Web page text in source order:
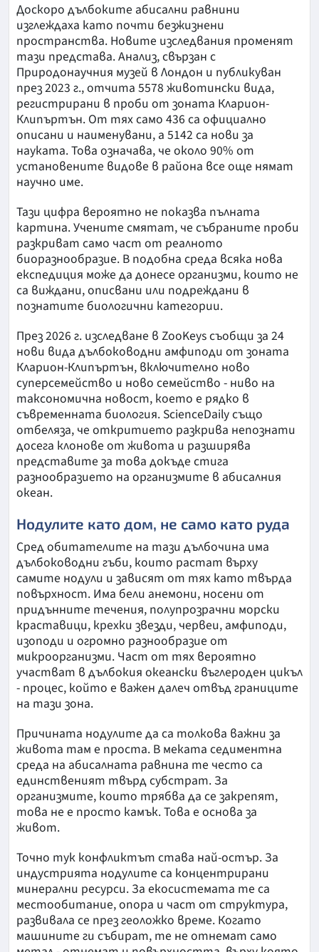
Доскоро дълбоките абисални равнини
изглеждаха като почти безжизнени
пространства. Новите изследвания променят
тази представа. Анализ, свързан с
Природонаучния музей в Лондон и публикуван
през 2023 г., отчита 5578 животински вида,
регистрирани в проби от зоната Кларион-
Клипъртън. От тях само 436 са официално
описани и наименувани, а 5142 са нови за
науката. Това означава, че около 90% от
установените видове в района все още нямат
научно име.
Тази цифра вероятно не показва пълната
картина. Учените смятат, че събраните проби
разкриват само част от реалното
биоразнообразие. В подобна среда всяка нова
експедиция може да донесе организми, които не
са виждани, описвани или подреждани в
познатите биологични категории.
През 2026 г. изследване в ZooKeys съобщи за 24
нови вида дълбоководни амфиподи от зоната
Кларион-Клипъртън, включително ново
суперсемейство и ново семейство - ниво на
таксономична новост, което е рядко в
съвременната биология. ScienceDaily също
отбеляза, че откритието разкрива непознати
досега клонове от живота и разширява
представите за това докъде стига
разнообразието на организмите в абисалния
океан.
Нодулите като дом, не само като руда
Сред обитателите на тази дълбочина има
дълбоководни гъби, които растат върху
самите нодули и зависят от тях като твърда
повърхност. Има бели анемони, носени от
придънните течения, полупрозрачни морски
краставици, крехки звезди, червеи, амфиподи,
изоподи и огромно разнообразие от
микроорганизми. Част от тях вероятно
участват в дълбокия океански въглероден цикъл
- процес, който е важен далеч отвъд границите
на тази зона.
Причината нодулите да са толкова важни за
живота там е проста. В меката седиментна
среда на абисалната равнина те често са
единственият твърд субстрат. За
организмите, които трябва да се закрепят,
това не е просто камък. Това е основа за
живот.
Точно тук конфликтът става най-остър. За
индустрията нодулите са концентрирани
минерални ресурси. За екосистемата те са
местообитание, опора и част от структура,
развивала се през геоложко време. Когато
машините ги събират, те не отнемат само